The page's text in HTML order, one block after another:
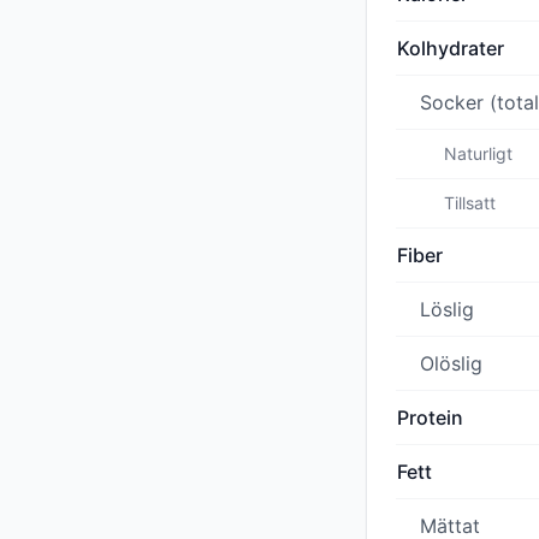
Kolhydrater
Socker
Naturligt
Tillsatt
Fiber
Löslig
Olöslig
Protein
Fett
Mättat